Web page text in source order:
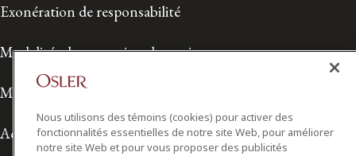
Exonération de responsabilité
Modalités de prestation de services
Modalités d'utilisation
Accessibilité
Nous utilisons des témoins (cookies) pour activer des
fonctionnalités essentielles de notre site Web, pour améliorer
notre site Web et pour vous proposer des publicités